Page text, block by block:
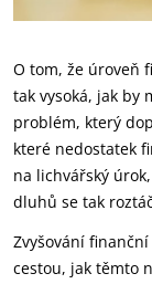
O tom, že úroveň
tak vysoká, jak by
problém, který
které nedostatek
na lichvářský
dluhů se tak
Zvyšování
cestou, jak těmto